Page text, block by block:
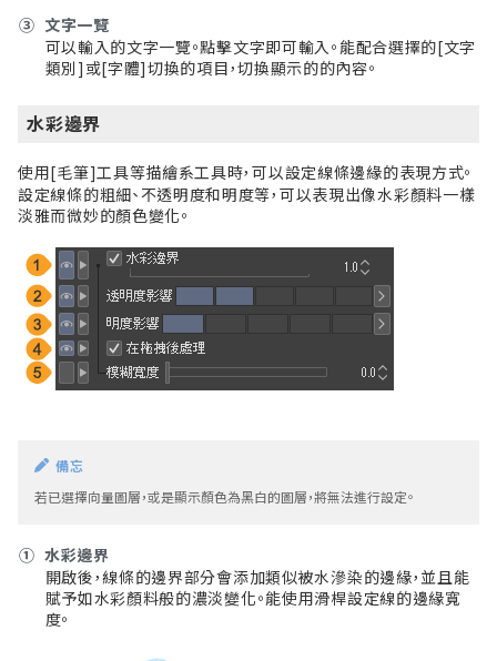
③ 文字一覽
可以輸入的文字一覽。點擊文字即可輸入。能配合選擇的[文字
類別]或[字體]切換的項目，切換顯示的的內容。
水彩邊界
使用[毛筆]工具等描繪系工具時，可以設定線條邊緣的表現方式。
設定線條的粗細、不透明度和明度等，可以表現出像水彩顏料一樣
淡雅而微妙的顏色變化。
備忘
若已選擇向量圖層，或是顯示顏色為黑白的圖層，將無法進行設定。
① 水彩邊界
開啟後，線條的邊界部分會添加類似被水滲染的邊緣，並且能
賦予如水彩顏料般的濃淡變化。能使用滑桿設定線的邊緣寬
度。